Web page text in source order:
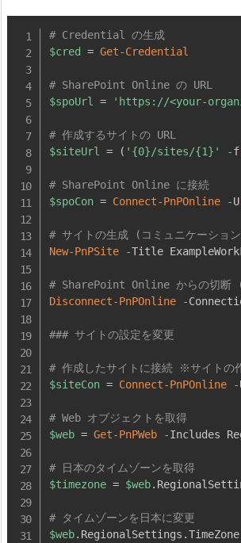
# Credential の生成
$cred
= Get-Credential
# SharePoint Online の URL
$spoUrl
= 'https://<your-
# 作成するサイトの URL
$siteUrl
= ( '{0}/sites/{1}' -f
# SharePoint Online に接続
$spoCon = Connect-PnPOnline -
# サイトの生成 (コミュニケーショ
New-PnPSite
-Title
# SharePoint Online からの切断 (
Disconnect-PnPOnline
-
### サイトの設定を変更
# 作成したサイトに接続 ※サイトの
$siteCon = Connect-PnPOnline -
# Web オブジェクトを取得
$web = Get-PnPWeb -Includes
# 日本のタイムゾーンを取得
$timezone = $web.
# タイムゾーンを日本に変更
$web. RegionalSettings .